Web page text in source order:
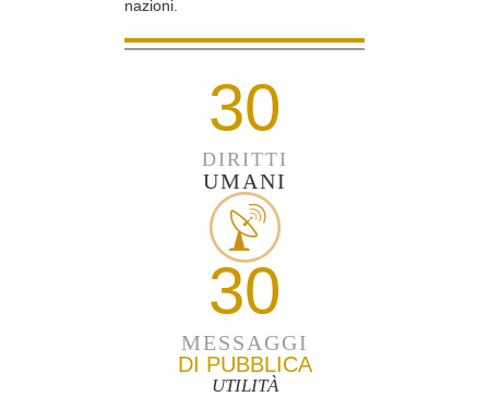
nazioni.
30
DIRITTI
UMANI
30
MESSAGGI
DI PUBBLICA
UTILITÀ